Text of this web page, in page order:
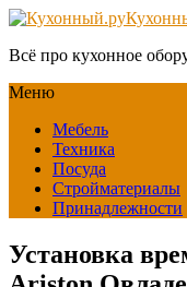
Всё про кухонное
Меню
Мебель
Техника
Посуда
Стройматериалы
Принадлежности
Установка